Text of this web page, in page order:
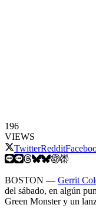
196
VIEWS
TwitterReddit
BOSTON — Gerrit
del sábado, en algún
Green Monster y un